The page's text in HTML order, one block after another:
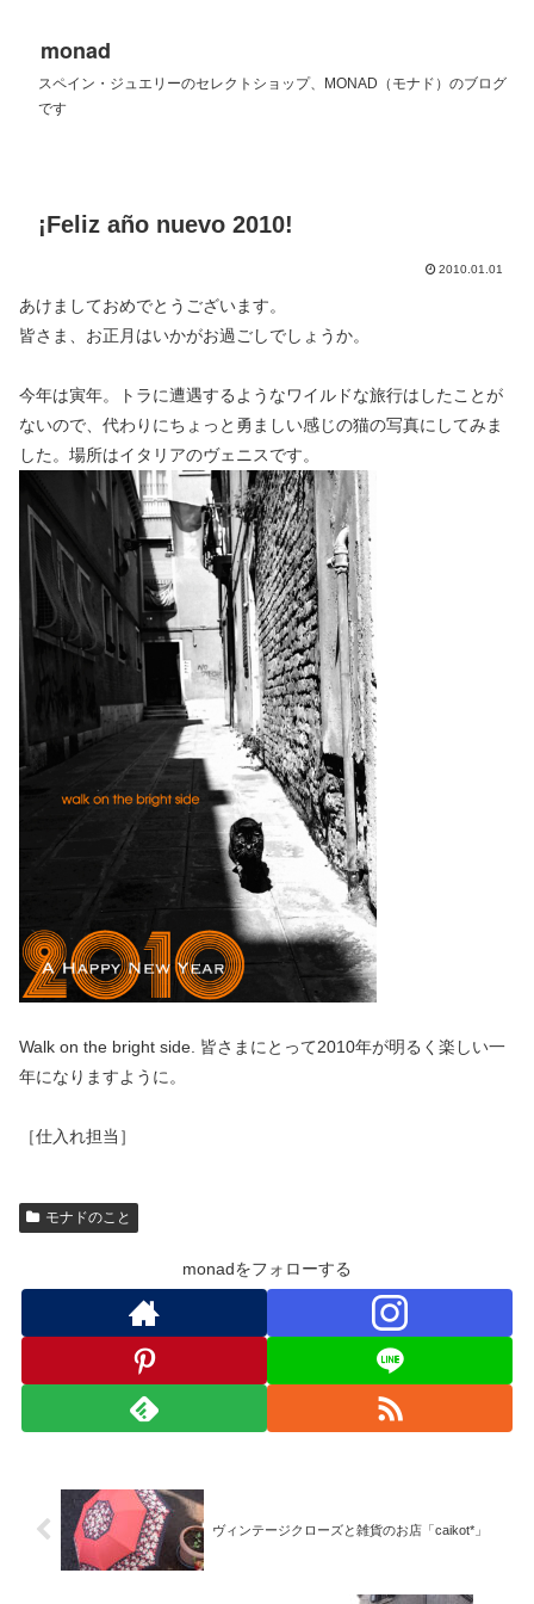
monad
スペイン・ジュエリーのセレクトショップ、MONAD（モナド）のブログ
です
¡Feliz año nuevo 2010!
2010.01.01
あけましておめでとうございます。
皆さま、お正月はいかがお過ごしでしょうか。
今年は寅年。トラに遭遇するようなワイルドな旅行はしたことが
ないので、代わりにちょっと勇ましい感じの猫の写真にしてみま
した。場所はイタリアのヴェニスです。
Walk on the bright side. 皆さまにとって2010年が明るく楽しい一
年になりますように。
［仕入れ担当］
モナドのこと
monadをフォローする
ヴィンテージクローズと雑貨のお店「caikot*」